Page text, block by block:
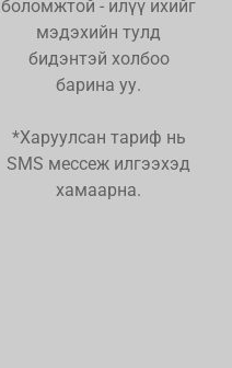
боломжтой - илүү ихийг
мэдэхийн тулд
бидэнтэй холбоо
барина уу.
*Харуулсан тариф нь
SMS мессеж илгээхэд
хамаарна.